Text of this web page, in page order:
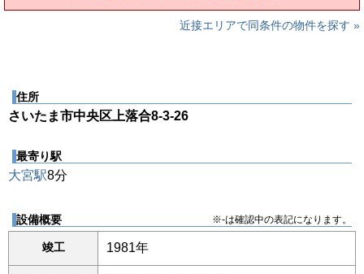
近接エリアで同条件の物件を探す »
住所
さいたま市中央区上落合8-3-26
最寄り駅
大宮駅8分
設備概要 ※-は確認中の表記になります。
竣工 1981年